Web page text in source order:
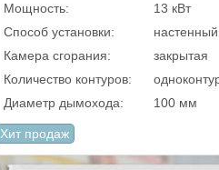
Мощность:
13 кВт
Способ установки:
настенный
Камера сгорания:
закрытая
Количество контуров:
Диаметр дымохода:
100 мм
Хит продаж